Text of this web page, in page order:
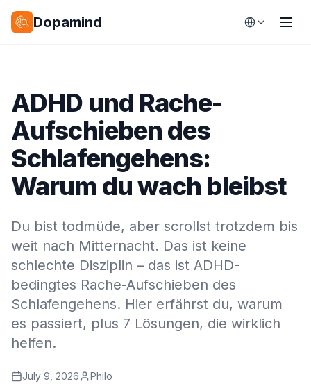
Dopamind
ADHD und Rache-
Aufschieben des
Schlafengehens:
Warum du wach bleibst
Du bist todmüde, aber scrollst trotzdem bis
weit nach Mitternacht. Das ist keine
schlechte Disziplin – das ist ADHD-
bedingtes Rache-Aufschieben des
Schlafengehens. Hier erfährst du, warum
es passiert, plus 7 Lösungen, die wirklich
helfen.
July 9, 2026 Philo